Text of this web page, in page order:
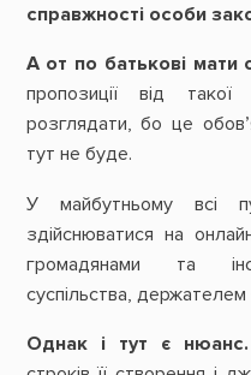
справжності особи
А от по батькові мати
пропозиції від
розглядати, бо це
тут не буде.
У майбутньому всі
здійснюватися на
громадянами та
суспільства,
Однак і тут є нюанс.